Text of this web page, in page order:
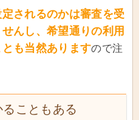
されるのかは審査を受
んし、希望通りの利用
も当然ありますので注
こともある